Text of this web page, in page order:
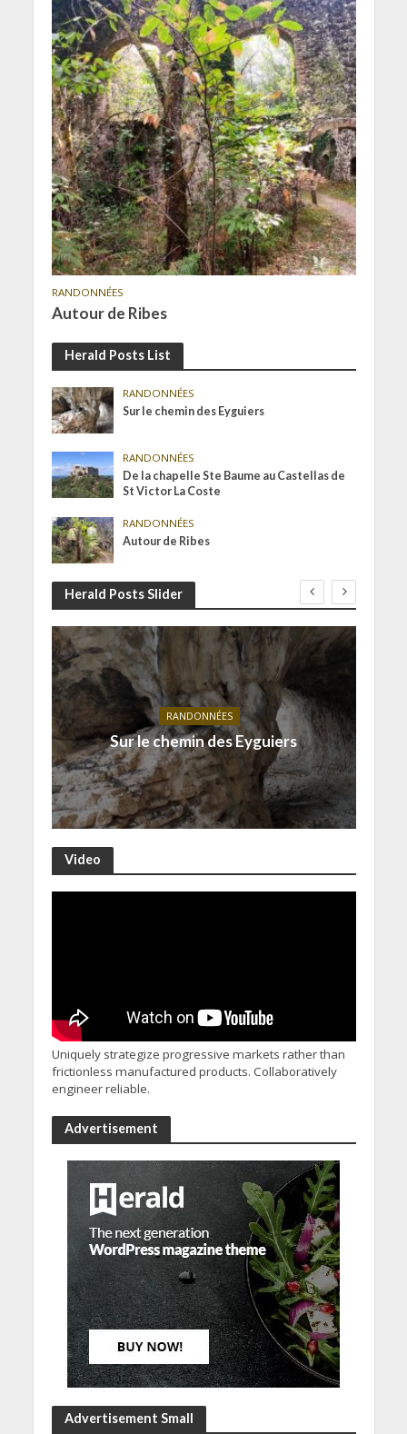
RANDONNÉES
Autour de Ribes
Herald Posts List
RANDONNÉES
Sur le chemin des Eyguiers
RANDONNÉES
De la chapelle Ste Baume au Castellas de
St Victor La Coste
RANDONNÉES
Autour de Ribes
Herald Posts Slider
RANDONNÉES
Sur le chemin des Eyguiers
Video
Uniquely strategize progressive markets rather than
frictionless manufactured products. Collaboratively
engineer reliable.
Advertisement
Advertisement Small